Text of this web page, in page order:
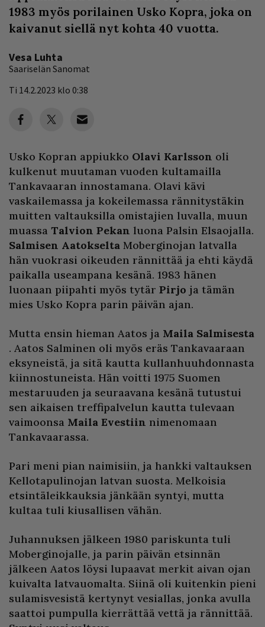
1983 myös porilainen Usko Kopra, joka on
kaivanut siellä nyt kohta 40 vuotta.
Vesa Luhta
Saariselän Sanomat
Ti 14.2.2023 klo 0:38
Usko Kopran appiukko Olavi Karlsson oli
kulkenut muutaman vuoden kultamailla
Tankavaaran innostamana. Olavi kävi
vaskailemassa ja kokeilemassa rännitystäkin
muitten valtauksilla omistajien luvalla, muun
muassa Talvion Pekan luona Palsin Elsaojalla.
Salmisen Aatokselta Moberginojan latvalla
hän vuokrasi oikeuden rännittää ja ehti käydä
paikalla useampana kesänä. 1983 hänen
luonaan piipahti myös tytär Pirjo ja tämän
mies Usko Kopra parin päivän ajan.
Mutta ensin hieman Aatos ja Maila Salmisesta
. Aatos Salminen oli myös eräs Tankavaaraan
eksyneistä, ja sitä kautta kullanhuuhdonnasta
kiinnostuneista. Hän voitti 1975 Suomen
mestaruuden ja seuraavana kesänä tutustui
sen aikaisen treffipalvelun kautta tulevaan
vaimoonsa Maila Evestiin nimenomaan
Tankavaarassa.
Pari meni pian naimisiin, ja hankki valtauksen
Kellotapulinojan latvan suosta. Melkoisia
etsintäleikkauksia jänkään syntyi, mutta
kultaa tuli kiusallisen vähän.
Juhannuksen jälkeen 1980 pariskunta tuli
Moberginojalle, ja parin päivän etsinnän
jälkeen Aatos löysi lupaavat merkit aivan ojan
kuivalta latvauomalta. Siinä oli kuitenkin pieni
sulamisvesistä kertynyt vesiallas, jonka avulla
saattoi pumpulla kierrättää vettä ja rännittää.